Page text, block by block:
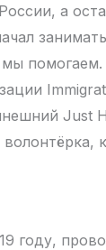
а
помогаем.
Just
году,